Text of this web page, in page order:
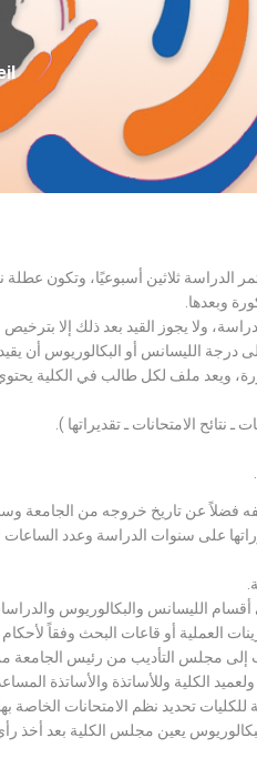
الدراسة ثلاثين أسبوعيًا، وتكون
وبعدها.
ولا يجوز القيد بعد ذلك إلا
درجة الليسانس أو البكالوريوس
ويعد ملف لكل طالب في الكلية
ـ نتائح الامتحانات ـ تقديراتها ).
عن تاريخ خروجه من الجامعة
مقرراتها على سنوات الدراسة وعدد
الليسانس والبكالوريوس
أو قاعات البحث وفقاً لأحكام
إلى مجلس التأديب من رئيس الجامعة
الكلية وللأساتذة والأساتذة
للكليات تحديد نظم الامتحانات الخاصة
يعين مجلس الكلية بعد